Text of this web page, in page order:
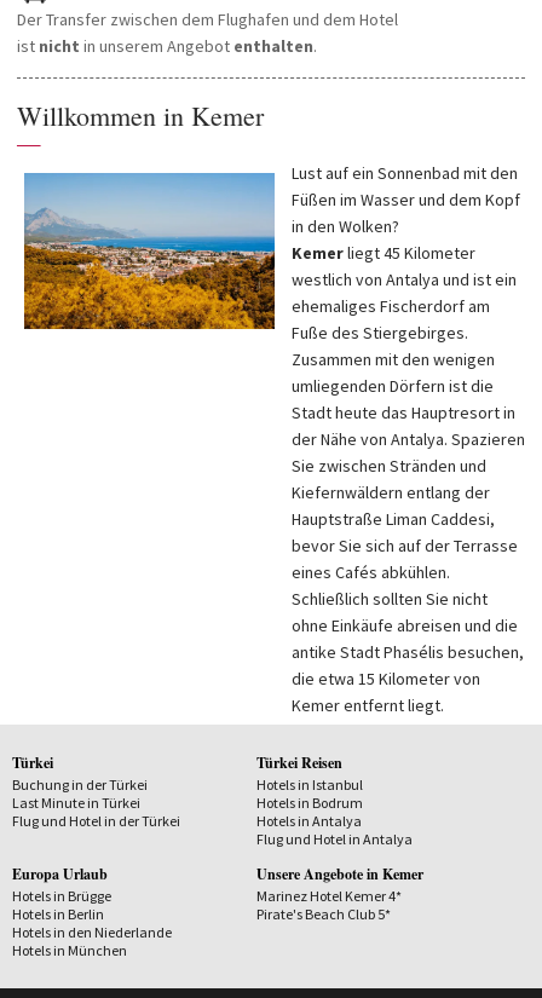
Der Transfer zwischen dem Flughafen und dem Hotel
ist nicht in unserem Angebot enthalten.
Willkommen in Kemer
—
Lust auf ein Sonnenbad mit den
Füßen im Wasser und dem Kopf
in den Wolken?
Kemerliegt 45 Kilometer
westlich von Antalya und ist ein
ehemaliges Fischerdorf am
Fuße des Stiergebirges.
Zusammen mit den wenigen
umliegenden Dörfern ist die
Stadt heute das Hauptresort in
der Nähe von Antalya. Spazieren
Sie zwischen Stränden und
Kiefernwäldern entlang der
Hauptstraße Liman Caddesi,
bevor Sie sich auf der Terrasse
eines Cafés abkühlen.
Schließlich sollten Sie nicht
ohne Einkäufe abreisen und die
antike Stadt Phasélis besuchen,
die etwa 15 Kilometer von
Kemer entfernt liegt.
Türkei
Buchung in der Türkei
Last Minute in Türkei
Flug und Hotel in der Türkei
Türkei Reisen
Hotels in Istanbul
Hotels in Bodrum
Hotels in Antalya
Flug und Hotel in Antalya
Europa Urlaub
Hotels in Brügge
Hotels in Berlin
Hotels in den Niederlande
Hotels in München
Unsere Angebote in Kemer
Marinez Hotel Kemer 4*
Pirate's Beach Club 5*